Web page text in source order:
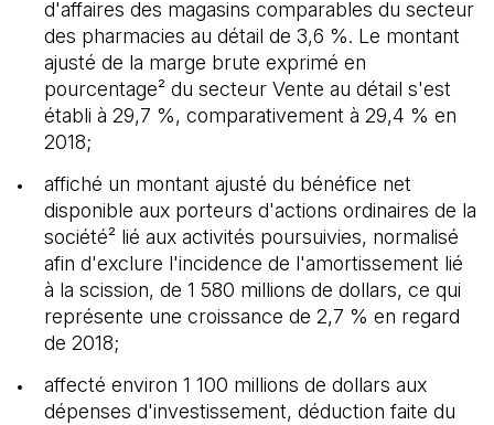
d'affaires des magasins comparables du secteur
des pharmacies au détail de 3,6 %. Le montant
ajusté de la marge brute exprimé en
pourcentage² du secteur Vente au détail s'est
établi à 29,7 %, comparativement à 29,4 % en
2018;
affiché un montant ajusté du bénéfice net
disponible aux porteurs d'actions ordinaires de la
société² lié aux activités poursuivies, normalisé
afin d'exclure l'incidence de l'amortissement lié
à la scission, de 1 580 millions de dollars, ce qui
représente une croissance de 2,7 % en regard
de 2018;
affecté environ 1 100 millions de dollars aux
dépenses d'investissement, déduction faite du